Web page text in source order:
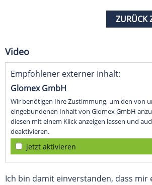
ZURÜCK
Video
Empfohlener externer Inhalt:
Glomex GmbH
Wir benötigen Ihre Zustimmung, um den von
eingebundenen Inhalt von Glomex GmbH
diesen mit einem Klick anzeigen lassen und
deaktivieren.
jetzt aktivieren
Ich bin damit einverstanden, dass mir